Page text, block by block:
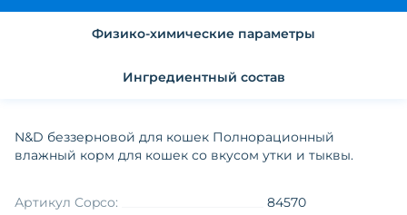
Физико-химические параметры
Ингредиентный состав
N&D беззерновой для кошек Полнорационный
влажный корм для кошек со вкусом утки и тыквы.
Артикул Copco:
84570